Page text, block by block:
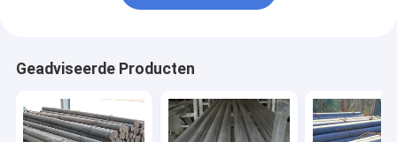
Geadviseerde Producten